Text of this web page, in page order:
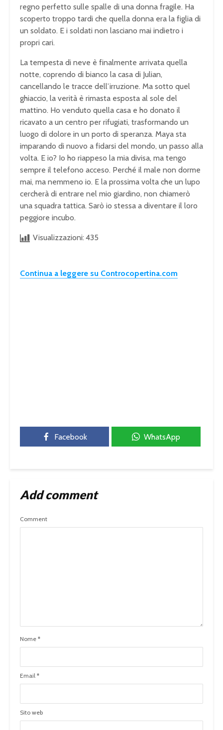
regno perfetto sulle spalle di una donna fragile. Ha
scoperto troppo tardi che quella donna era la figlia di
un soldato. E i soldati non lasciano mai indietro i
propri cari.
La tempesta di neve è finalmente arrivata quella
notte, coprendo di bianco la casa di Julian,
cancellando le tracce dell’irruzione. Ma sotto quel
ghiaccio, la verità è rimasta esposta al sole del
mattino. Ho venduto quella casa e ho donato il
ricavato a un centro per rifugiati, trasformando un
luogo di dolore in un porto di speranza. Maya sta
imparando di nuovo a fidarsi del mondo, un passo alla
volta. E io? Io ho riappeso la mia divisa, ma tengo
sempre il telefono acceso. Perché il male non dorme
mai, ma nemmeno io. E la prossima volta che un lupo
cercherà di entrare nel mio giardino, non chiamerò
una squadra tattica. Sarò io stessa a diventare il loro
peggiore incubo.
Visualizzazioni: 435
Continua a leggere su Controcopertina.com
Facebook WhatsApp
Add comment
Comment
Nome *
Email *
Sito web